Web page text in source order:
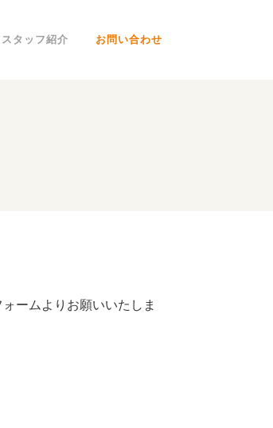
タッフ紹介 お問い合わせ
ームよりお願いいたしま